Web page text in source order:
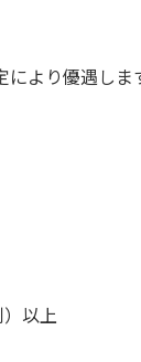
より優遇しま
以上